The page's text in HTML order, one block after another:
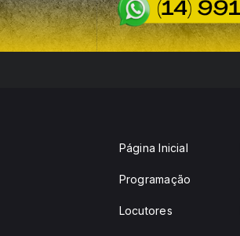
Página Inicial
Programação
Locutores